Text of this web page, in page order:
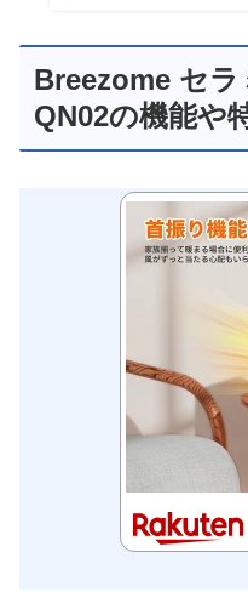
Breezome セ
QN02の機能や